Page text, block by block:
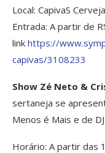
Local: CapivaS
Entrada: A partir de
link https://
capivas/3108233
Show Zé Neto &
sertaneja se
Menos é Mais e de
Horário: A partir das